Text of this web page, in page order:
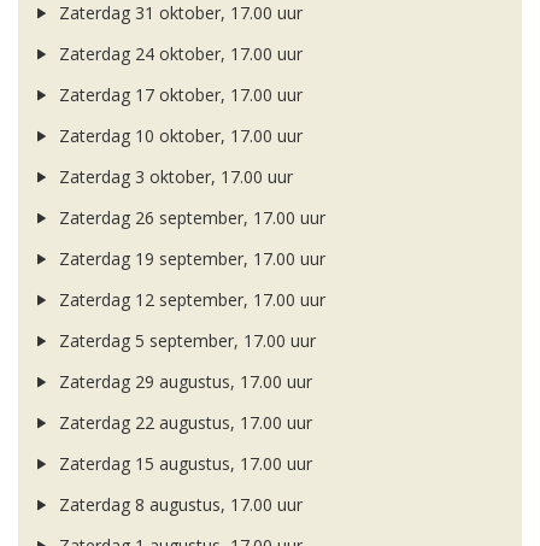
Zaterdag 31 oktober, 17.00 uur
Zaterdag 24 oktober, 17.00 uur
Zaterdag 17 oktober, 17.00 uur
Zaterdag 10 oktober, 17.00 uur
Zaterdag 3 oktober, 17.00 uur
Zaterdag 26 september, 17.00 uur
Zaterdag 19 september, 17.00 uur
Zaterdag 12 september, 17.00 uur
Zaterdag 5 september, 17.00 uur
Zaterdag 29 augustus, 17.00 uur
Zaterdag 22 augustus, 17.00 uur
Zaterdag 15 augustus, 17.00 uur
Zaterdag 8 augustus, 17.00 uur